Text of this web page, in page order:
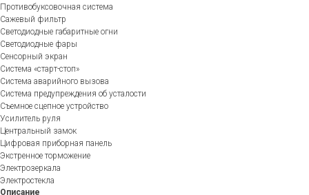
Противобуксовочная система
Сажевый фильтр
Светодиодные габаритные огни
Светодиодные фары
Сенсорный экран
Система «старт-стоп»
Система аварийного вызова
Система предупреждения об усталости
Съемное сцепное устройство
Усилитель руля
Центральный замок
Цифровая приборная панель
Экстренное торможение
Электрозеркала
Электростекла
Описание